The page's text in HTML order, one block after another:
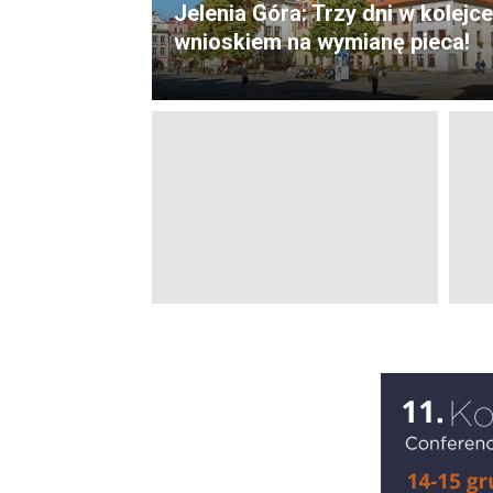
Jelenia Góra: Trzy dni w
wnioskiem na wymianę pieca!